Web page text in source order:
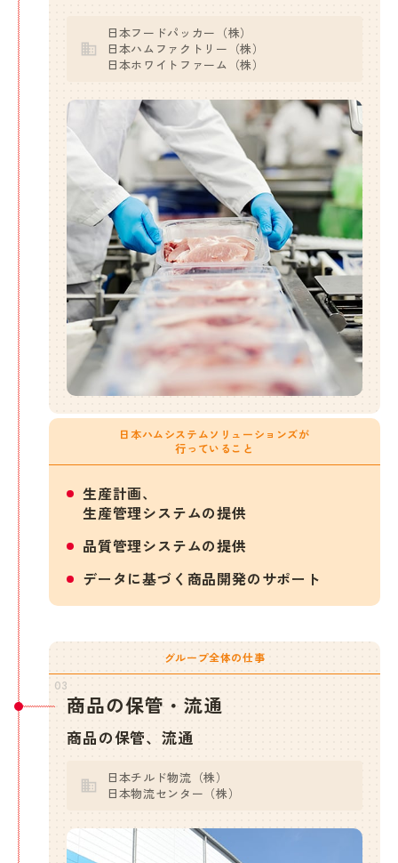
日本フードパッカー（株）
日本ハムファクトリー（株）
日本ホワイトファーム（株）
日本ハムシステムソリューションズが
行っていること
生産計画、
生産管理システムの提供
品質管理システムの提供
データに基づく商品開発のサポート
グループ全体の仕事
03
商品の保管・流通
商品の保管、流通
日本チルド物流（株）
日本物流センター（株）